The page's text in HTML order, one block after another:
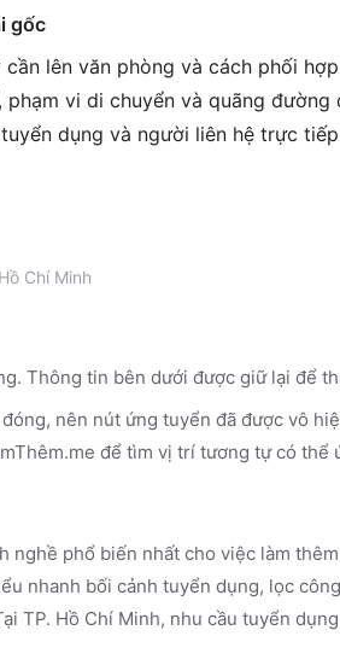
gốc
lên văn phòng và cách phối
vi di chuyển và quãng
dụng và người liên hệ trực
Chí Minh
Thông tin bên dưới được giữ lại để
nên nút ứng tuyển đã được vô
để tìm vị trí tương tự có thể
nghề phổ biến nhất cho việc làm
nhanh bối cảnh tuyển dụng, lọc
TP. Hồ Chí Minh, nhu cầu tuyển